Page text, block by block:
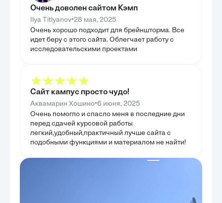
Очень доволен сайтом Кэмп
Ilya Titlyanov•28 мая, 2025
Очень хорошо подходит для брейншторма. Все
идет беру с этого сайта. Облегчает работу с
исследовательскими проектами
Сайт кампус просто чудо!
Аквамарин Хошино•6 июня, 2025
Очень помогло и спасло меня в последние дни
перед сдачей курсовой работы
легкий,удобный,практичный лучше сайта с
подобными функциями и материалом не найти!